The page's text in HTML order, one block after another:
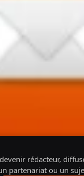
rédacteur,
partenariat ou un